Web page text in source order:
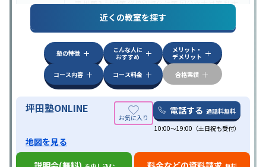
策推薦入試対策学校別特化対策国公立大対策私大
共通テスト対策英検(英語検定)対策
その
特徴
中高一貫校生に対応授業の振替可能 不登校生に対
学習にPC・タブレットを利用オンライン対応
科目から受講可能季節講習のみの受講可発達障害
の子どもに対応
近くの教室を探す
塾の特徴
こんな人に
おすすめ
メリット・
デメリット
コース内容
コース料金 合格実績
坪田塾ONLINE 電話する 通話料無料
10:00～19:00（土日祝も受付）
地図を見る